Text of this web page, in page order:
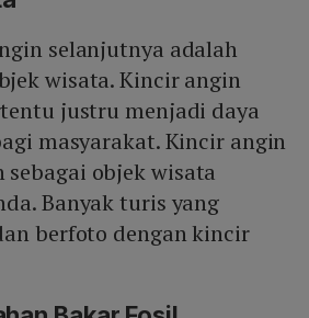
selanjutnya adalah
wisata. Kincir angin
justru menjadi daya
masyarakat. Kincir angin
objek wisata
Banyak turis yang
berfoto dengan kincir